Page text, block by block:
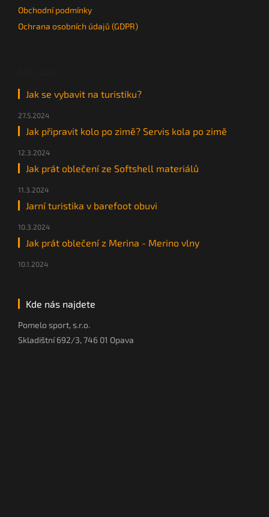
Obchodní podmínky
Ochrana osobních údajů (GDPR)
Jak se vybavit na turistiku?
27.5.2024
Jak připravit kolo po zimě? Servis kola po zimě
12.3.2024
Jak prát oblečení ze Softshell materiálů
11.3.2024
Jarní turistika v barefoot obuvi
10.3.2024
Jak prát oblečení z Merina - Merino vlny
10.1.2024
Kde nás najdete
Pomelo sport, s.r.o.
Skladištní 692/3, 746 01 Opava